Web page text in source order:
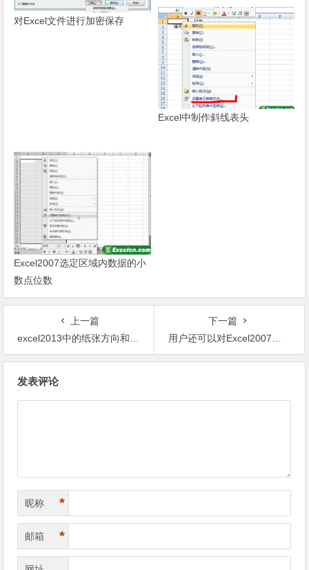
对Excel文件进行加密保存
Excel中制作斜线表头
Excel2007选定区域内数据的小
数点位数
上一篇
excel2013中的纸张方向和大小
下一篇
用户还可以对Excel2007视图进行自定义
发表评论
昵称 *
邮箱 *